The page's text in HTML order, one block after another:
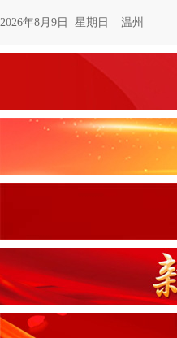
2026年8月9日 星期日 温州